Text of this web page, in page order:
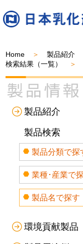
Home 製品紹介
検索結果（一覧）
製品紹介
製品検索
製品分類で探
業種･産業で
製品名で探す
環境貢献製品